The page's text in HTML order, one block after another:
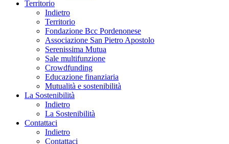
Territorio
Indietro
Territorio
Fondazione Bcc Pordenonese
Associazione San Pietro Apostolo
Serenissima Mutua
Sale multifunzione
Crowdfunding
Educazione finanziaria
Mutualità e sostenibilità
La Sostenibilità
Indietro
La Sostenibilità
Contattaci
Indietro
Contattaci